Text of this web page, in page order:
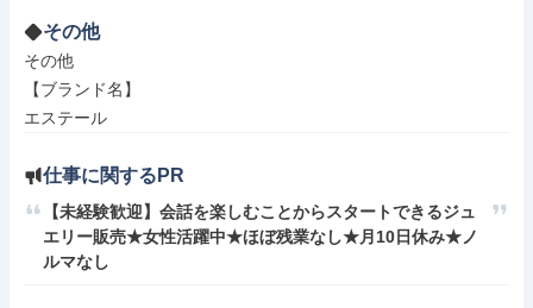
その他
その他
【ブランド名】
エステール
仕事に関するPR
【未経験歓迎】会話を楽しむことからスタートできるジュ
エリー販売★女性活躍中★ほぼ残業なし★月10日休み★ノ
ルマなし